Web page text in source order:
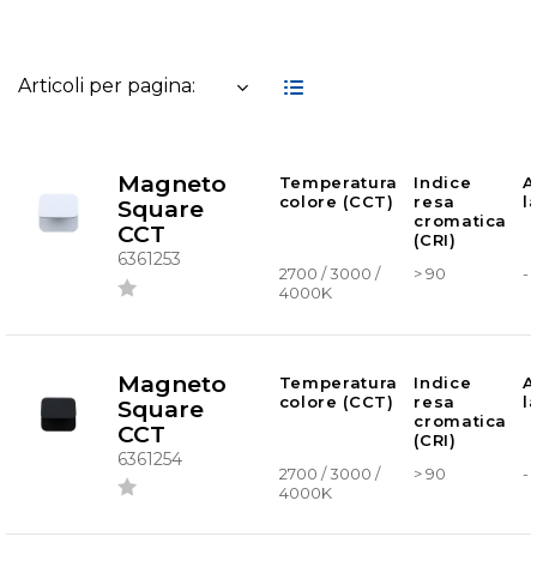
Articoli per pagina:
Magneto
Square
CCT
6361253
Temperatura
colore (CCT)
Indice
resa
cromatica
(CRI)
2700 / 3000 /
4000K
> 90 -
Magneto
Square
CCT
6361254
Temperatura
colore (CCT)
Indice
resa
cromatica
(CRI)
2700 / 3000 /
4000K
> 90 -